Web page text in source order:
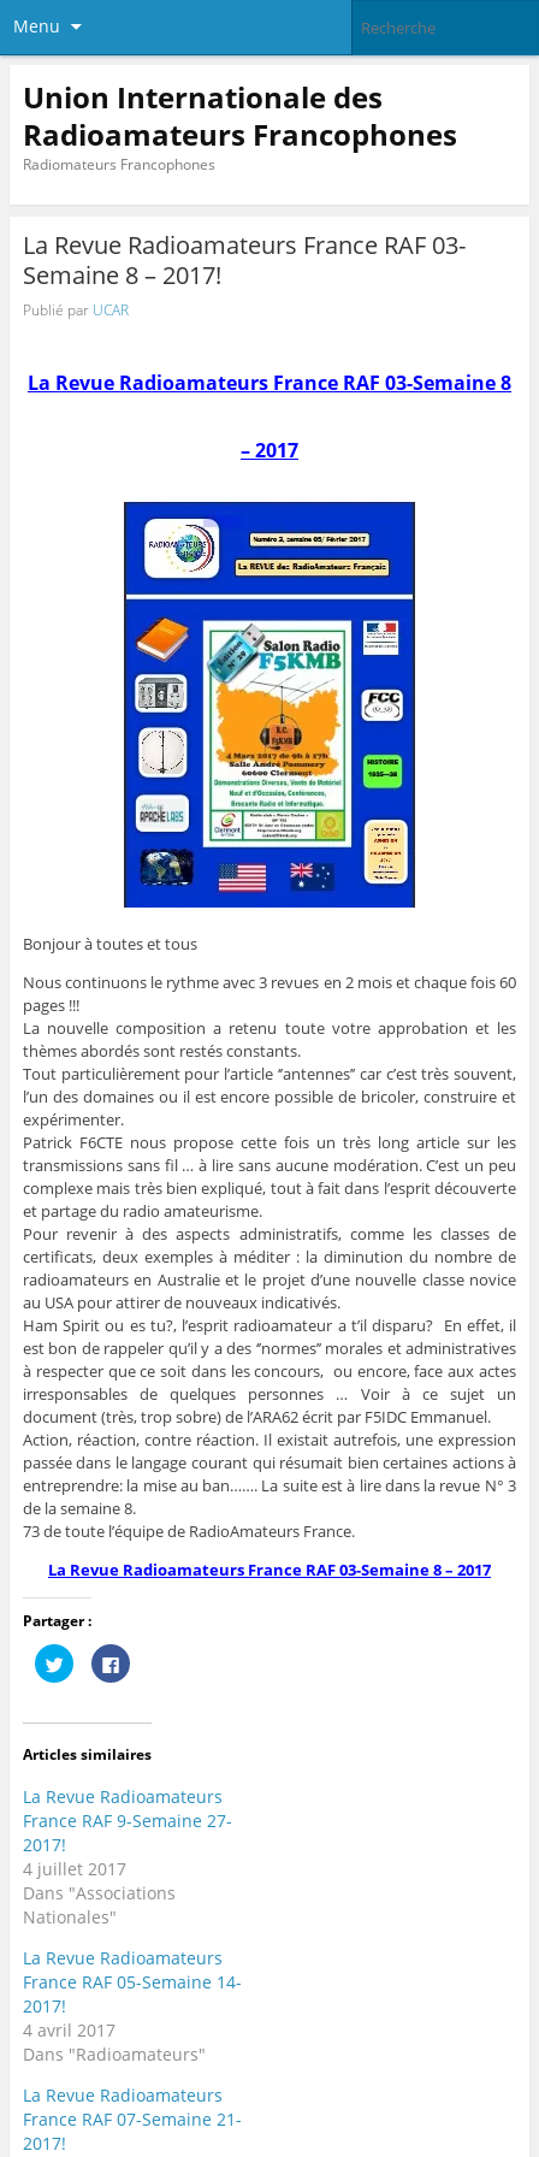
Menu
Union Internationale des
Radioamateurs Francophones
Radiomateurs Francophones
La Revue Radioamateurs France RAF 03-
Semaine 8 – 2017!
Publié par UCAR
La Revue Radioamateurs France RAF 03-Semaine 8
– 2017
Bonjour à toutes et tous
Nous continuons le rythme avec 3 revues en 2 mois et chaque fois 60
pages !!!
La nouvelle composition a retenu toute votre approbation et les
thèmes abordés sont restés constants.
Tout particulièrement pour l’article ‘’antennes’’ car c’est très souvent,
l’un des domaines ou il est encore possible de bricoler, construire et
expérimenter.
Patrick F6CTE nous propose cette fois un très long article sur les
transmissions sans fil … à lire sans aucune modération. C’est un peu
complexe mais très bien expliqué, tout à fait dans l’esprit découverte
et partage du radio amateurisme.
Pour revenir à des aspects administratifs, comme les classes de
certificats, deux exemples à méditer : la diminution du nombre de
radioamateurs en Australie et le projet d’une nouvelle classe novice
au USA pour attirer de nouveaux indicativés.
Ham Spirit ou es tu?, l’esprit radioamateur a t’il disparu? En effet, il
est bon de rappeler qu’il y a des ‘’normes’’ morales et administratives
à respecter que ce soit dans les concours, ou encore, face aux actes
irresponsables de quelques personnes … Voir à ce sujet un
document (très, trop sobre) de l’ARA62 écrit par F5IDC Emmanuel.
Action, réaction, contre réaction. Il existait autrefois, une expression
passée dans le langage courant qui résumait bien certaines actions à
entreprendre: la mise au ban……. La suite est à lire dans la revue N° 3
de la semaine 8.
73 de toute l’équipe de RadioAmateurs France.
La Revue Radioamateurs France RAF 03-Semaine 8 – 2017
Partager :
C
l
u
p
u
r
p
a
r
t
a
g
r
r
T
w
i
t
t
e
o
u
v
r
e
C
l
u
z
p
u
r
p
a
t
a
g
e
u
r
F
a
o
o
(
o
u
Articles similaires
La Revue Radioamateurs
France RAF 9-Semaine 27-
2017!
4 juillet 2017
Dans "Associations
Nationales"
La Revue Radioamateurs
France RAF 05-Semaine 14-
2017!
4 avril 2017
Dans "Radioamateurs"
La Revue Radioamateurs
France RAF 07-Semaine 21-
2017!